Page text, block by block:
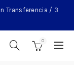
Transferencia / 3
0